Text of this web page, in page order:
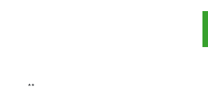
**